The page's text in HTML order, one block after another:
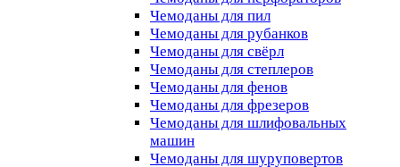
Чемоданы для пил
Чемоданы для рубанков
Чемоданы для свёрл
Чемоданы для степлеров
Чемоданы для фенов
Чемоданы для фрезеров
Чемоданы для шлифовальных
машин
Чемоданы для шуруповертов